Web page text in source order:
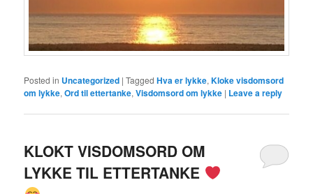
Posted in Uncategorized |Tagged Hva er lykke,Kloke visdomsord
om lykke,Ord til ettertanke,Visdomsord om lykke | Leave a reply
KLOKT VISDOMSORD OM
LYKKE TIL ETTERTANKE